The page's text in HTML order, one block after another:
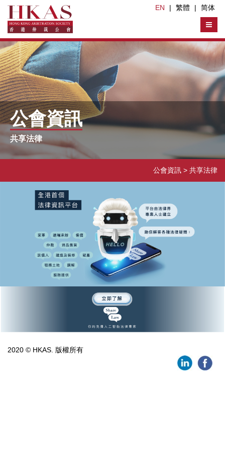
EN | 繁體 | 简体
公會資訊
共享法律
公會資訊 > 共享法律
2020 © HKAS. 版權所有